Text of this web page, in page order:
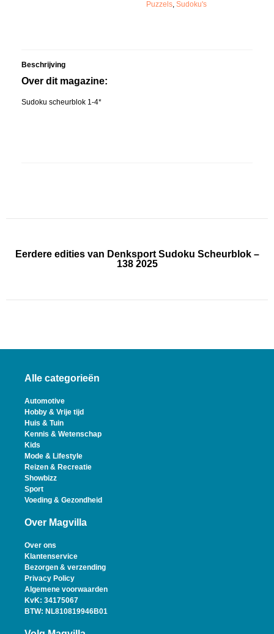
Puzzels, Sudoku's
Beschrijving
Over dit magazine:
Sudoku scheurblok 1-4*
Eerdere edities van Denksport Sudoku Scheurblok –
138 2025
Alle categorieën
Automotive
Hobby & Vrije tijd
Huis & Tuin
Kennis & Wetenschap
Kids
Mode & Lifestyle
Reizen & Recreatie
Showbizz
Sport
Voeding & Gezondheid
Over Magvilla
Over ons
Klantenservice
Bezorgen & verzending
Privacy Policy
Algemene voorwaarden
KvK: 34175067
BTW: NL810819946B01